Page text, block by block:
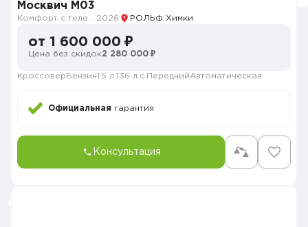
Москвич M03
2026 РОЛЬФ Химки
от 1 600 000 ₽
Цена без скидок2 280 000 ₽
Кроссовер Бензин1.5 л. 136 л.с. ПереднийАвтоматическая
Официальная гарантия
Консультация